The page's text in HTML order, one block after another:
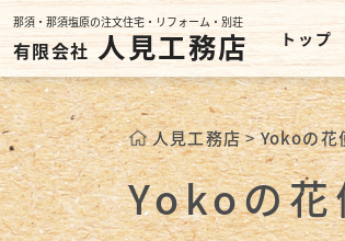
那須・那須塩原の注文住宅・リフォーム・別荘
有限会社 人見工務店 トップ
人見工務店>Yokoの花
Yokoの花